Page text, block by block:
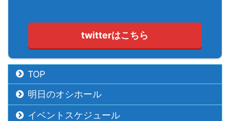
twitterはこちら
TOP
明日のオシホール
イベントスケジュール